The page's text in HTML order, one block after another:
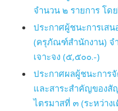
จำนวน ๒ รายการ โด
ประกาศผู้ชนะการเส
(ครุภัณฑ์สำนักงาน) จ
เจาะจง (๕,๕๐๐.-)
ประกาศผลผู้ชนะการ
และสาระสำคัญของสั
ไตรมาสที่ ๓ (ระหว่าง